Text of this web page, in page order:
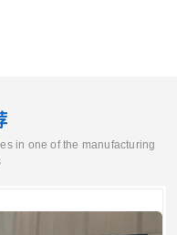
in one of the manufacturing